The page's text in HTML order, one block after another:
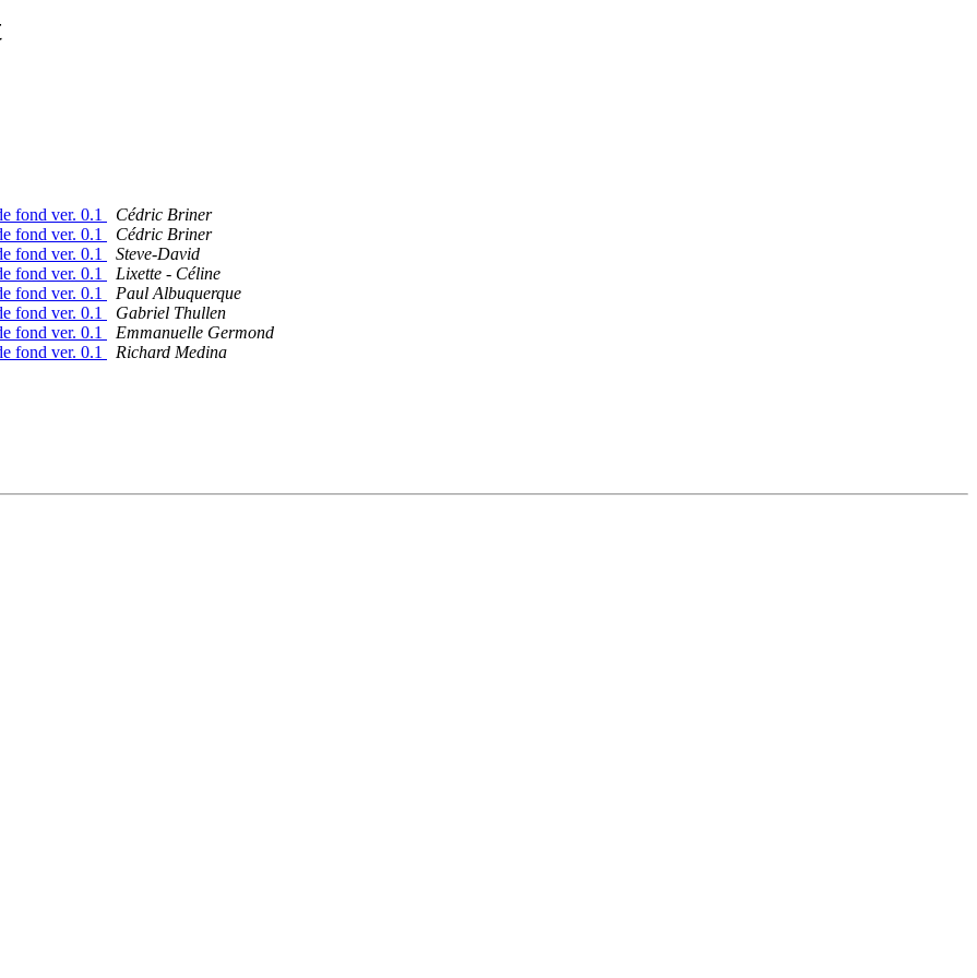
fond ver. 0.1
Cédric Briner
fond ver. 0.1
Cédric Briner
fond ver. 0.1
Steve-David
fond ver. 0.1
Lixette - Céline
fond ver. 0.1
Paul Albuquerque
fond ver. 0.1
Gabriel Thullen
fond ver. 0.1
Emmanuelle Germond
fond ver. 0.1
Richard Medina